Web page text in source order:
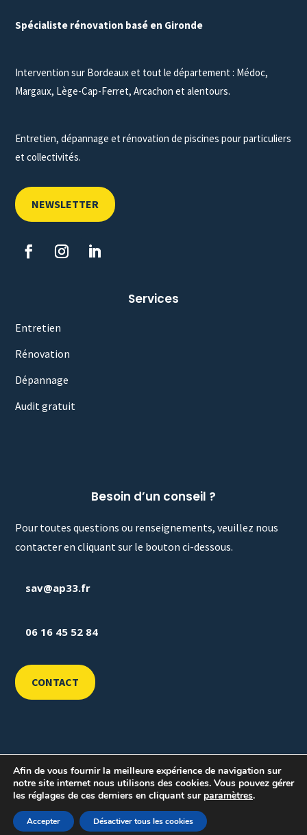
Spécialiste rénovation basé en Gironde
Intervention sur Bordeaux et tout le département : Médoc,
Margaux, Lège-Cap-Ferret, Arcachon et alentours.
Entretien, dépannage et rénovation de piscines pour particuliers
et collectivités.
NEWSLETTER
Services
Entretien
Rénovation
Dépannage
Audit gratuit
Besoin d’un conseil ?
Pour toutes questions ou renseignements, veuillez nous
contacter en cliquant sur le bouton ci-dessous.
sav@ap33.fr
06 16 45 52 84
CONTACT
©2026Break-Out Company - Agence de communication
Mentions légales–Politique de confidentialité
Afin de vous fournir la meilleure expérience de navigation sur
notre site internet nous utilisons des cookies. Vous pouvez gérer
les réglages de ces derniers en cliquant sur paramètres.
Accepter Désactiver tous les cookies